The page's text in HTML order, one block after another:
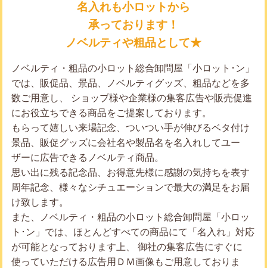
名入れも小ロットから
承っております！
ノベルティや粗品として★
ノベルティ・粗品の小ロット総合卸問屋「小ロット･ン」
では、販促品、景品、ノベルティグッズ、粗品などを多
数ご用意し、 ショップ様や企業様の集客広告や販売促進
にお役立ちできる商品をご提案しております。
もらって嬉しい来場記念、ついつい手が伸びるベタ付け
景品、販促グッズに会社名や製品名を名入れしてユー
ザーに広告できるノベルティ商品。
思い出に残る記念品、お得意先様に感謝の気持ちを表す
周年記念、様々なシチュエーションで最大の満足をお届
け致します。
また、ノベルティ・粗品の小ロット総合卸問屋「小ロッ
ト･ン」では、ほとんどすべての商品にて「名入れ」対応
が可能となっております上、 御社の集客広告にすぐに
使っていただける広告用ＤＭ画像もご用意しておりま